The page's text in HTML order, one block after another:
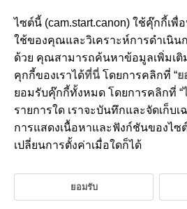
D272-222
ล็อคหลายหน้าที่
กำหนดให้การควบคุมการทำงานกล้องล็อค เมื่
หน้าที่ นี้สามารถช่วยป้องกันการเปลี่ยนแปลงกา
เลือก [ :ล็อคหลายหน้าที่
ไซต์นี้ (cam.start.canon) ใช้คุ๊กกี้เ
ใช้ของคุณและวิเคราะห์การดำเนิน
ด้วย คุณสามารถค้นหาข้อมูลเพิ่มเติ
คุกกี้ของเราได้ที่นี่โดยการคลิกที่ “ย
ยอมรับคุ๊กกี้ทั้งหมด โดยการคลิกที่ “
รายการใด เราจะบันทึกและจัดเก็บ
การแสดงเนื้อหาและฟังก์ชันของไ
เปลี่ยนการตั้งค่าเมื่อใดก็ได้
ยอมรับ